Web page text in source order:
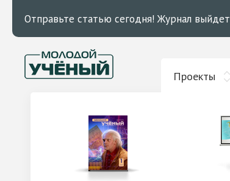
Отправьте статью сегодня! Журнал выйдет
Проекты